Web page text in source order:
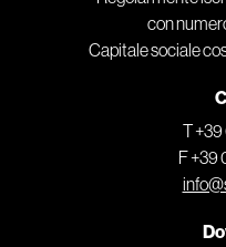
con
Capitale sociale
T +39
F +39